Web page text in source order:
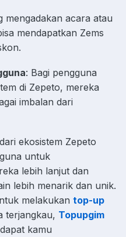
mengadakan acara atau
mendapatkan Zems
: Bagi pengguna
di Zepeto, mereka
imbalan dari
ekosistem Zepeto
untuk
lebih lanjut dan
lebih menarik dan unik.
melakukan top-up
terjangkau, Topupgim
kamu